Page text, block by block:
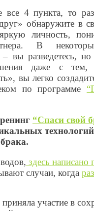
все 4 пункта, то
обнаружите в
личность,
В
вы разведетесь, но
даже с
вы легко
по программе
“Спаси свой
здесь написано
случаи, когда
участие в